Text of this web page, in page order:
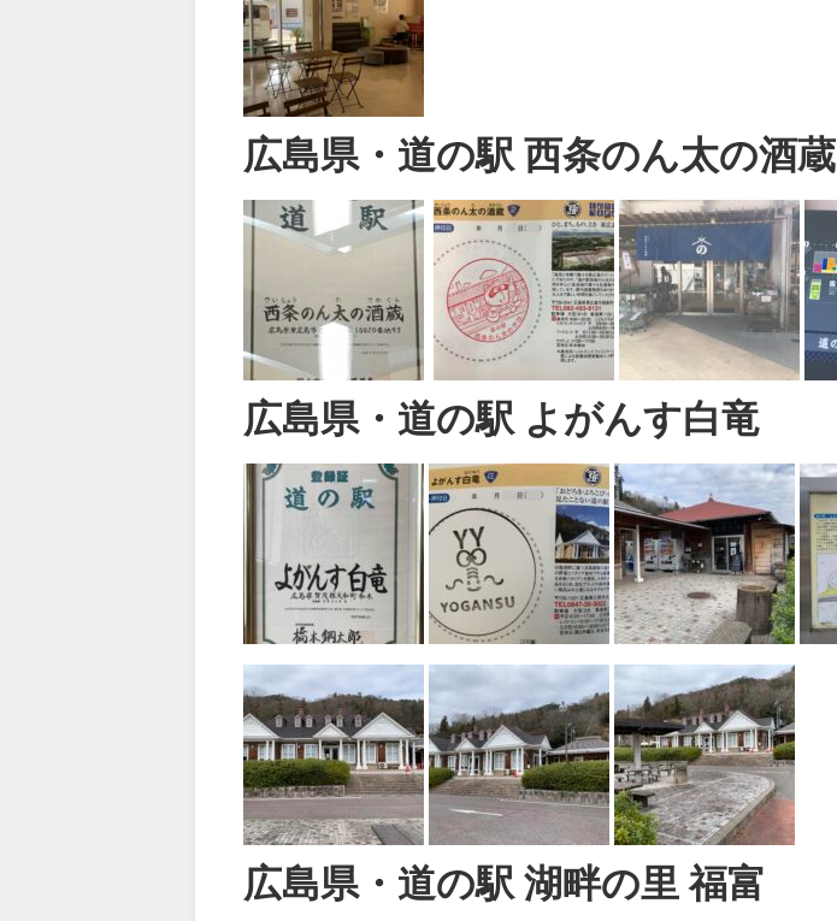
広島県・道の駅 西条のん太の酒蔵
広島県・道の駅 よがんす白竜
広島県・道の駅 湖畔の里 福富